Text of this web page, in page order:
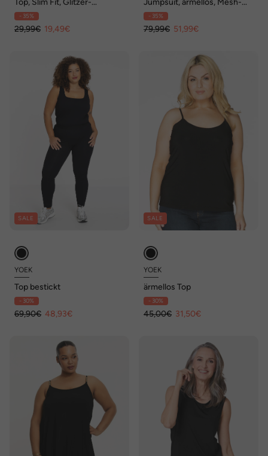
Top, Slim Fit, Glitzer-
Statement , Fransen
- 35%
29,99€ 19,49€
Jumpsuit, ärmellos, Mesh-
Top mit Blüten
- 35%
79,99€ 51,99€
SALE
YOEK
Top bestickt
- 30%
69,90€ 48,93€
SALE
YOEK
ärmellos Top
- 30%
45,00€ 31,50€